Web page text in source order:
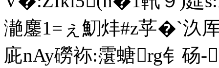
濪鏖1=ぇ魛炐#z苸�`汣
庛nAy磱袮:霮螗rg钅